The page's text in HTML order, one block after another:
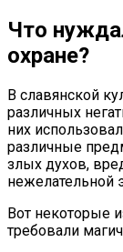
Что
охране?
В славянской
различных
них
различные
злых духов,
нежелательной
Вот некоторые
требовали